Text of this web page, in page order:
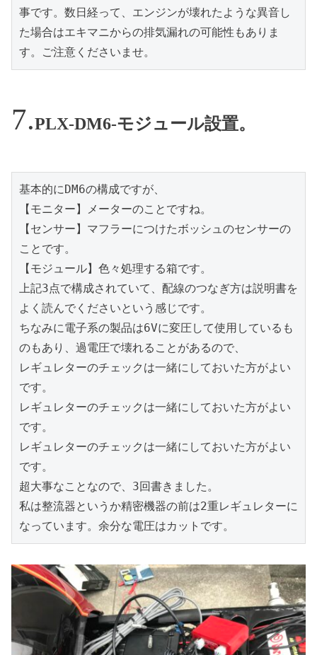
事です。数日経って、エンジンが壊れたような異音し
た場合はエキマニからの排気漏れの可能性もありま
す。ご注意くださいませ。
PLX-DM6-モジュール設置。
基本的にDM6の構成ですが、
【モニター】メーターのことですね。
【センサー】マフラーにつけたボッシュのセンサーの
ことです。
【モジュール】色々処理する箱です。
上記3点で構成されていて、配線のつなぎ方は説明書を
よく読んでくださいという感じです。
ちなみに電子系の製品は6Vに変圧して使用しているも
のもあり、過電圧で壊れることがあるので、
レギュレターのチェックは一緒にしておいた方がよい
です。
レギュレターのチェックは一緒にしておいた方がよい
です。
レギュレターのチェックは一緒にしておいた方がよい
です。
超大事なことなので、3回書きました。
私は整流器というか精密機器の前は2重レギュレターに
なっています。余分な電圧はカットです。